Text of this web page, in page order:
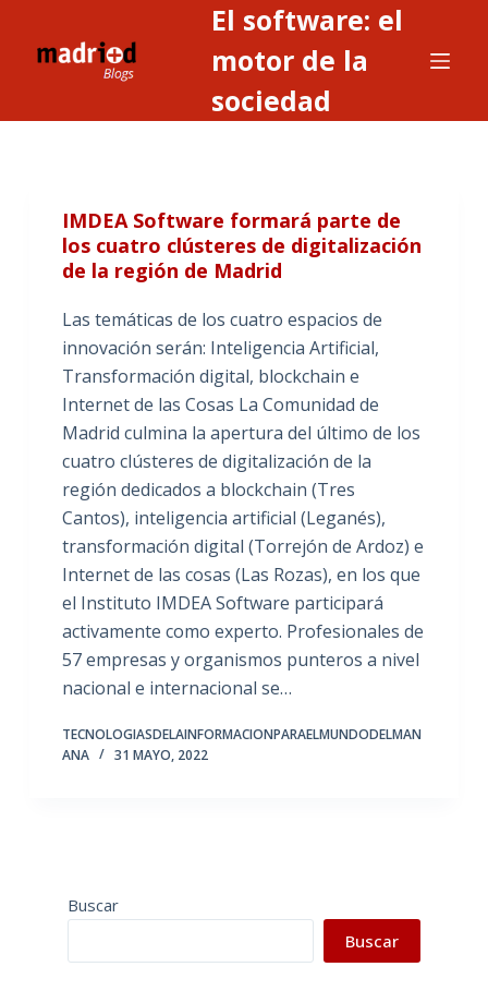
El software: el
motor de la
sociedad
IMDEA Software formará parte de
los cuatro clústeres de digitalización
de la región de Madrid
Las temáticas de los cuatro espacios de
innovación serán: Inteligencia Artificial,
Transformación digital, blockchain e
Internet de las Cosas La Comunidad de
Madrid culmina la apertura del último de los
cuatro clústeres de digitalización de la
región dedicados a blockchain (Tres
Cantos), inteligencia artificial (Leganés),
transformación digital (Torrejón de Ardoz) e
Internet de las cosas (Las Rozas), en los que
el Instituto IMDEA Software participará
activamente como experto. Profesionales de
57 empresas y organismos punteros a nivel
nacional e internacional se…
TECNOLOGIASDELAINFORMACIONPARAELMUNDODELMAN
ANA
31 MAYO, 2022
Buscar
Buscar